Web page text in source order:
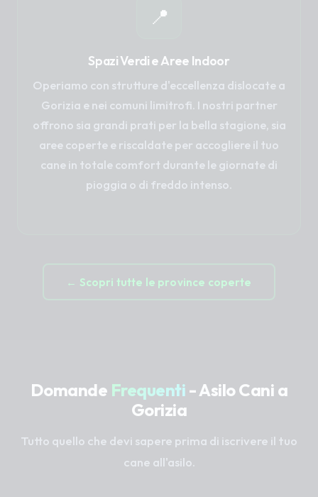
📍
Spazi Verdi e Aree Indoor
Operiamo con strutture d'eccellenza dislocate a
Gorizia e nei comuni limitrofi. I nostri partner
offrono sia grandi prati per la bella stagione, sia
aree coperte e riscaldate per accogliere il tuo
cane in totale comfort durante le giornate di
pioggia o di freddo intenso.
← Scopri tutte le province coperte
Domande Frequenti - Asilo Cani a
Gorizia
Tutto quello che devi sapere prima di iscrivere il tuo
cane all'asilo.